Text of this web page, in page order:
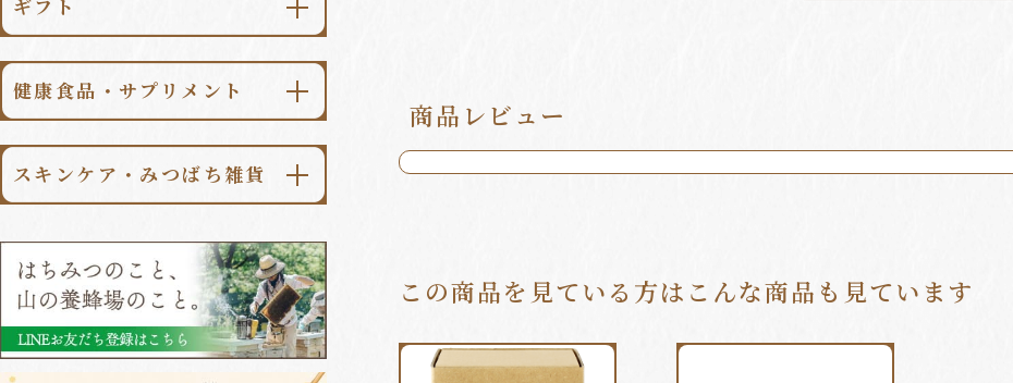
季節限定はちみつ
生姜みつ
山ぶどうみつ
加賀柚子みつ
金澤柚子みつ
季節のハニードリンク
ハニードリンク一覧はこちら
スイーツ
調味料・食品
コーヒー・紅茶
アラカルト一覧はこちら
ギフト
シーンで選ぶ
価格で選ぶ
ギフト一覧はこちら
健康⾷品・サプリメント
ローヤルゼリー
桑の葉青汁
ローヤルゼリー⼊無臭にんにく
みつばち健康食品/サプリメント
健康食品定期便
スキンケア・みつばち雑貨
みつばち雑貨
一覧はこちら
商品レビュー
この商品を見ている方はこんな商品も見ています